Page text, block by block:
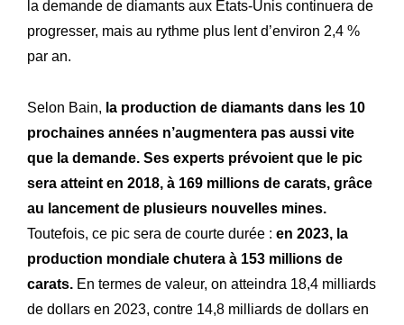
la demande de diamants aux États-Unis continuera de
progresser, mais au rythme plus lent d’environ 2,4 %
par an.
Selon Bain, la production de diamants dans les 10
prochaines années n’augmentera pas aussi vite
que la demande. Ses experts prévoient que le pic
sera atteint en 2018, à 169 millions de carats, grâce
au lancement de plusieurs nouvelles mines.
Toutefois, ce pic sera de courte durée : en 2023, la
production mondiale chutera à 153 millions de
carats. En termes de valeur, on atteindra 18,4 milliards
de dollars en 2023, contre 14,8 milliards de dollars en